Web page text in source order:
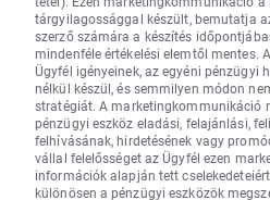
tárgyilagossággal készült, bemutatja
szerző számára a készítés
mindenféle értékelési elemtől mentes.
Ügyfél igényeinek, az egyéni pénzügyi
nélkül készül, és semmilyen módon
stratégiát. A marketingkommunikáció
pénzügyi eszköz eladási, felajánlási,
felhívásának, hirdetésének vagy
vállal felelősséget az Ügyfél ezen
információk alapján tett
különösen a pénzügyi eszközök